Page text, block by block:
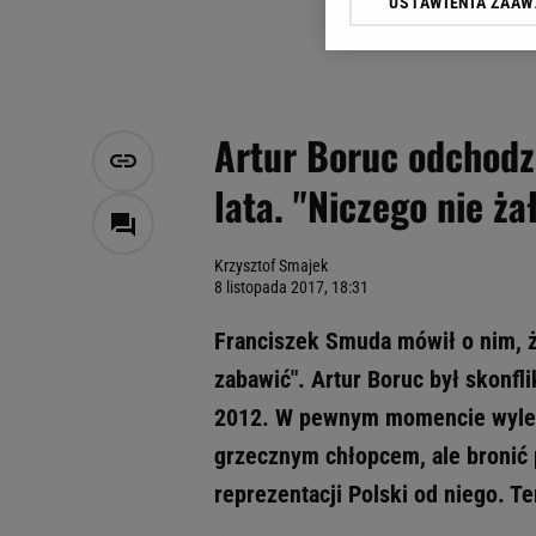
Artur Boruc
lata. "Niczego nie
Krzysztof Smajek
8 listopada 2017, 18:31
Franciszek Smuda mówił o
zabawić". Artur Boruc był
2012. W pewnym momencie
grzecznym chłopcem, ale
reprezentacji Polski od niego.
Klikając „Akceptuję”
Zaufanych Partnerów i
My, nasi Zaufani
Użycie dokładnych
Przechowywanie
badnie odbiorców i